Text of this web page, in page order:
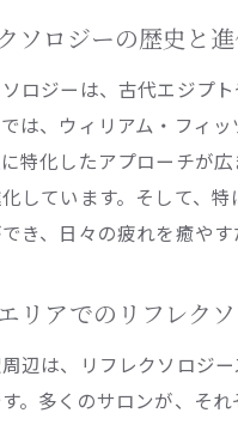
ソロジーの歴史と
ロジーは、古代エジプ
は、ウィリアム・フィ
特化したアプローチが
しています。そして、
き、日々の疲れを癒や
リアでのリフレク
辺は、リフレクソロジ
。多くのサロンが、そ